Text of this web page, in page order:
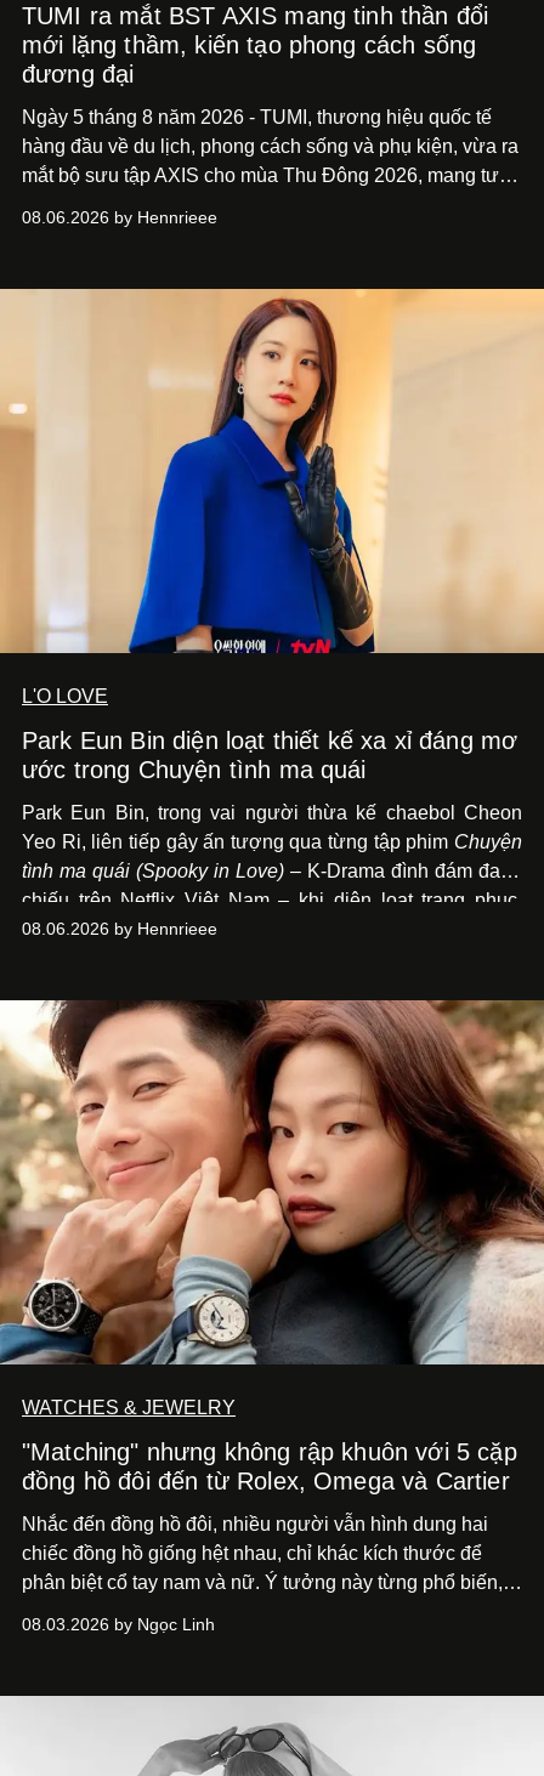
TUMI ra mắt BST AXIS mang tinh thần đổi
mới lặng thầm, kiến tạo phong cách sống
đương đại
Ngày 5 tháng 8 năm 2026 - TUMI, thương hiệu quốc tế
hàng đầu về du lịch, phong cách sống và phụ kiện, vừa ra
mắt bộ sưu tập AXIS cho mùa Thu Đông 2026, mang tư
và phong cách sống hiện đại bằng thiết kế sắc nét, chuẩn
08.06.2026 by Hennrieee
L'O LOVE
Park Eun Bin diện loạt thiết kế xa xỉ đáng mơ
ước trong Chuyện tình ma quái
Park Eun Bin, trong vai người thừa kế chaebol Cheon
Yeo Ri, liên tiếp gây ấn tượng qua từng tập phim Chuyện
tình ma quái (Spooky in Love) – K-Drama đình đám đang
chiếu trên Netflix Việt Nam – khi diện loạt trang phục,
đồng hồ & trang sức xa xỉ tương xứng với địa vị trên màn
08.06.2026 by Hennrieee
WATCHES & JEWELRY
"Matching" nhưng không rập khuôn với 5 cặp
đồng hồ đôi đến từ Rolex, Omega và Cartier
Nhắc đến đồng hồ đôi, nhiều người vẫn hình dung hai
chiếc đồng hồ giống hệt nhau, chỉ khác kích thước để
phân biệt cổ tay nam và nữ. Ý tưởng này từng phổ biến,
khá rập khuôn. Nói lời tạm biết hai phiên bản nam nữ
mải miết tìm kiếm sự đồng nhất tuyệt đối. Họ để những
đường nét, tỷ lệ và bảng màu nối liền hai thiết kế, dù mỗi
phiên bản vẫn mang linh hồn riêng.
08.03.2026 by Ngọc Linh